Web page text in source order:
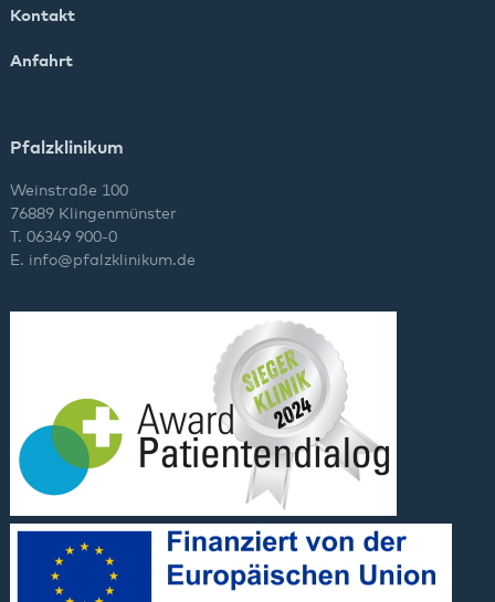
Kontakt
Anfahrt
Pfalzklinikum
Weinstraße 100
76889 Klingenmünster
T. 06349 900-0
E. info@pfalzklinikum.de